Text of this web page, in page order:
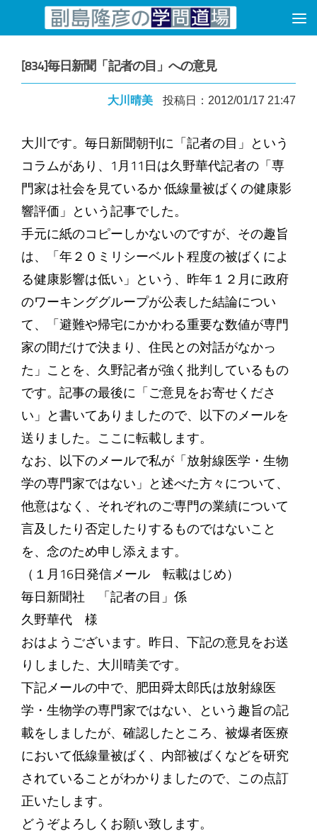
コンテンツへスキップ
[834]毎日新聞「記者の目」への意見
大川晴美 投稿日：2012/01/17 21:47
大川です。毎日新聞朝刊に「記者の目」という
コラムがあり、1月11日は久野華代記者の「専
門家は社会を見ているか 低線量被ばくの健康影
響評価」という記事でした。
手元に紙のコピーしかないのですが、その趣旨
は、「年２０ミリシーベルト程度の被ばくによ
る健康影響は低い」という、昨年１２月に政府
のワーキンググループが公表した結論につい
て、「避難や帰宅にかかわる重要な数値が専門
家の間だけで決まり、住民との対話がなかっ
た」ことを、久野記者が強く批判しているもの
です。記事の最後に「ご意見をお寄せくださ
い」と書いてありましたので、以下のメールを
送りました。ここに転載します。
なお、以下のメールで私が「放射線医学・生物
学の専門家ではない」と述べた方々について、
他意はなく、それぞれのご専門の業績について
言及したり否定したりするものではないこと
を、念のため申し添えます。
（１月16日発信メール 転載はじめ）
毎日新聞社 「記者の目」係
久野華代 様
おはようございます。昨日、下記の意見をお送
りしました、大川晴美です。
下記メールの中で、肥田舜太郎氏は放射線医
学・生物学の専門家ではない、という趣旨の記
載をしましたが、確認したところ、被爆者医療
において低線量被ばく、内部被ばくなどを研究
されていることがわかりましたので、この点訂
正いたします。
どうぞよろしくお願い致します。